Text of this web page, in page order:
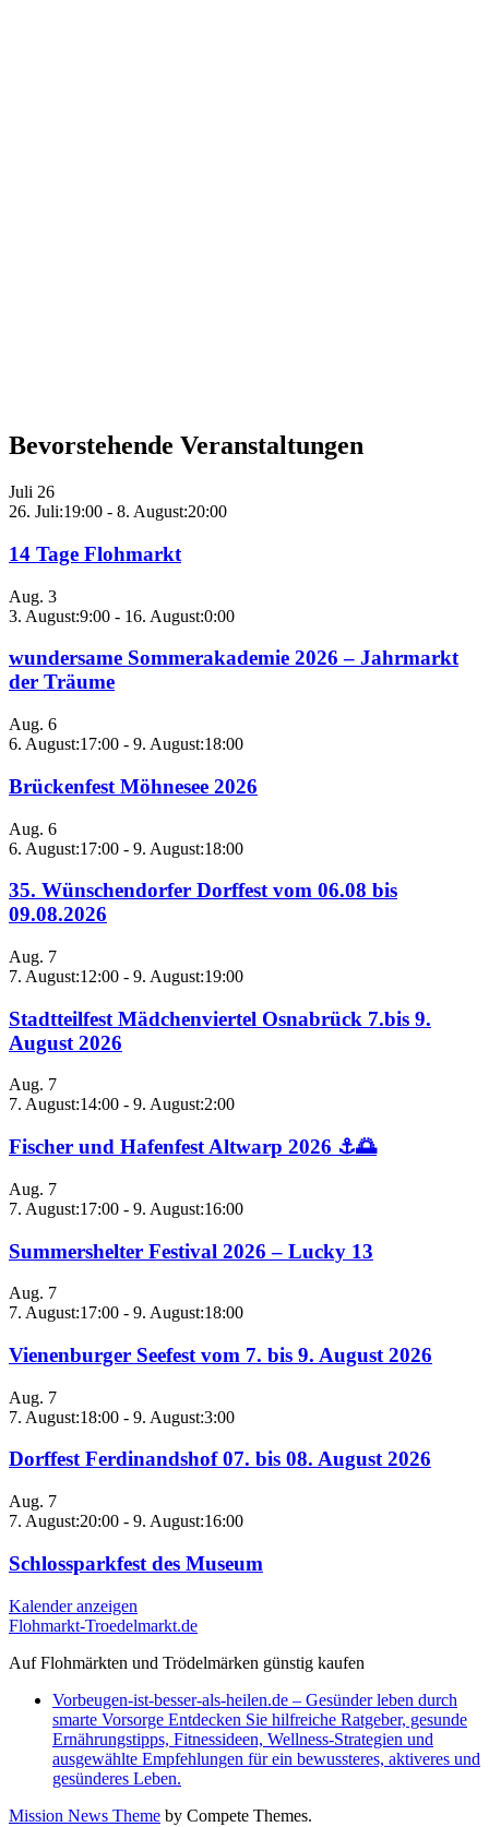
Bevorstehende Veranstaltungen
Juli 26
26. Juli:19:00 - 8. August:20:00
14 Tage Flohmarkt
Aug. 3
3. August:9:00 - 16. August:0:00
wundersame Sommerakademie 2026 – Jahrmarkt
der Träume
Aug. 6
6. August:17:00 - 9. August:18:00
Brückenfest Möhnesee 2026
Aug. 6
6. August:17:00 - 9. August:18:00
35. Wünschendorfer Dorffest vom 06.08 bis
09.08.2026
Aug. 7
7. August:12:00 - 9. August:19:00
Stadtteilfest Mädchenviertel Osnabrück 7.bis 9.
August 2026
Aug. 7
7. August:14:00 - 9. August:2:00
Fischer und Hafenfest Altwarp 2026 ⚓🌅
Aug. 7
7. August:17:00 - 9. August:16:00
Summershelter Festival 2026 – Lucky 13
Aug. 7
7. August:17:00 - 9. August:18:00
Vienenburger Seefest vom 7. bis 9. August 2026
Aug. 7
7. August:18:00 - 9. August:3:00
Dorffest Ferdinandshof 07. bis 08. August 2026
Aug. 7
7. August:20:00 - 9. August:16:00
Schlossparkfest des Museum
Kalender anzeigen
Flohmarkt-Troedelmarkt.de
Auf Flohmärkten und Trödelmärken günstig kaufen
Vorbeugen-ist-besser-als-heilen.de – Gesünder leben durch
smarte Vorsorge Entdecken Sie hilfreiche Ratgeber, gesunde
Ernährungstipps, Fitnessideen, Wellness-Strategien und
ausgewählte Empfehlungen für ein bewussteres, aktiveres und
gesünderes Leben.
Mission News Theme by Compete Themes.